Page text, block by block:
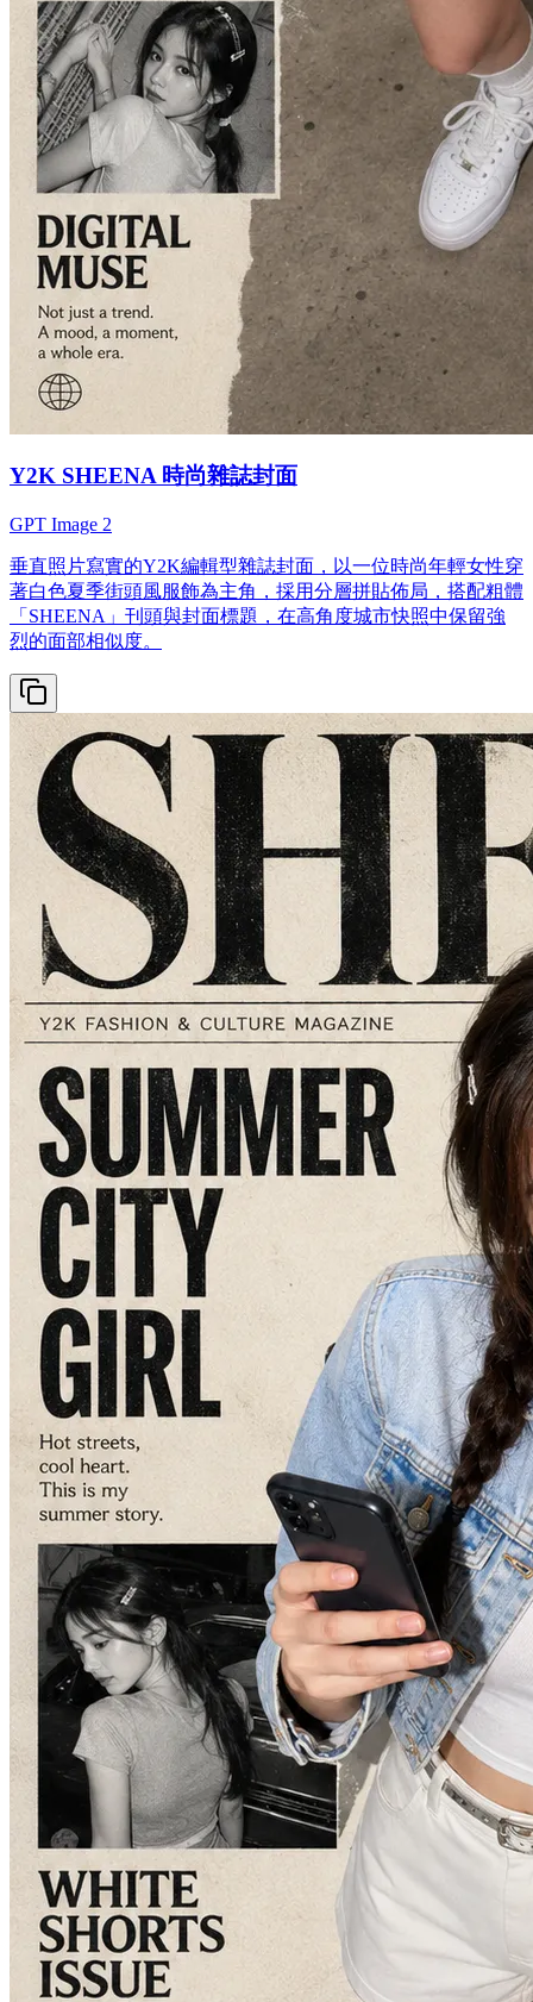
Y2K SHEENA 時尚雜誌封面
GPT Image 2
垂直照片寫實的Y2K編輯型雜誌封面，以一位時尚年輕女性穿
著白色夏季街頭風服飾為主角，採用分層拼貼佈局，搭配粗體
「SHEENA」刊頭與封面標題，在高角度城市快照中保留強
烈的面部相似度。